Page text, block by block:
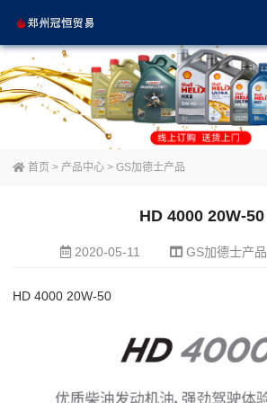
首页 > 产品中心 > GS加德士产品
HD 4000 20W-50
2020-05-11 GS加德士产品
HD 4000 20W-50